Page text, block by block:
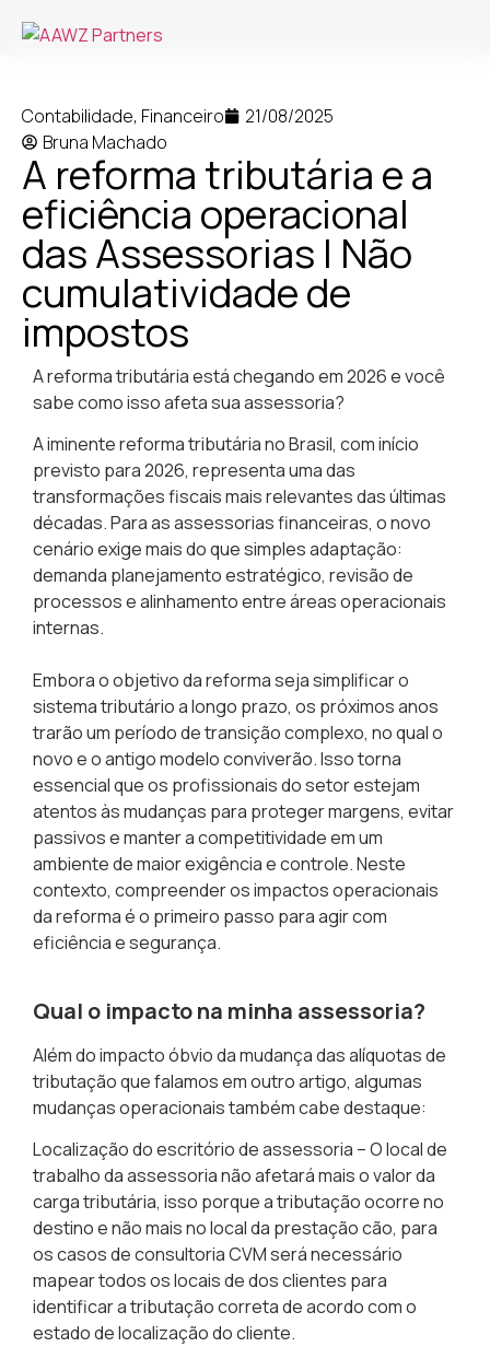
Contabilidade, Financeiro
21/08/2025
Bruna Machado
A reforma tributária e a
eficiência operacional
das Assessorias | Não
cumulatividade de
impostos
A reforma tributária está chegando em 2026 e você
sabe como isso afeta sua assessoria?
A iminente reforma tributária no Brasil, com início
previsto para 2026, representa uma das
transformações fiscais mais relevantes das últimas
décadas. Para as assessorias financeiras, o novo
cenário exige mais do que simples adaptação:
demanda planejamento estratégico, revisão de
processos e alinhamento entre áreas operacionais
internas.
Embora o objetivo da reforma seja simplificar o
sistema tributário a longo prazo, os próximos anos
trarão um período de transição complexo, no qual o
novo e o antigo modelo conviverão. Isso torna
essencial queos profissionais do setor estejam
atentos às mudanças para proteger margens, evitar
passivos e manter a competitividade em um
ambiente de maior exigência e controle. Neste
contexto, compreender os impactos operacionais
da reforma é o primeiro passo para agir com
eficiência e segurança.
Qual o impacto na minha assessoria?
Além do impacto óbvio da mudança das alíquotas de
tributação que falamos em outro artigo, algumas
mudanças operacionais também cabe destaque:
Localização do escritório de assessoria – O local de
trabalho da assessoria não afetará mais o valor da
carga tributária, isso porque a tributação ocorre no
destino e não mais no local da prestação cão, para
os casos de consultoria CVM será necessário
mapear todos os locais de dos clientes para
identificar a tributação correta de acordo com o
estado de localização do cliente.